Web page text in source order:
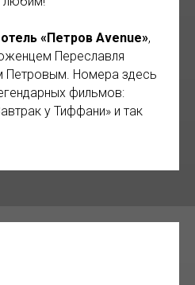
«Петров Avenue»,
Переславля
Петровым. Номера здесь
фильмов:
у Тиффани» и так